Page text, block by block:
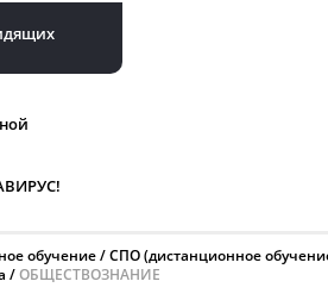
обучение
СПО (дистанционное
ОБЩЕСТВОЗНАНИЕ